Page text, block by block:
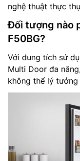
nghệ thuật thực
Đối tượng nào
F50BG?
Với dung tích sử
Multi Door đa
không thể lý tưởng